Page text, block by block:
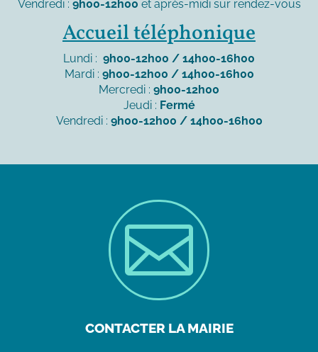
Vendredi : 9h00-12h00 et après-midi sur rendez-vous
Accueil téléphonique
Lundi : 9h00-12h00 / 14h00-16h00
Mardi : 9h00-12h00 / 14h00-16h00
Mercredi : 9h00-12h00
Jeudi : Fermé
Vendredi : 9h00-12h00 / 14h00-16h00

CONTACTER LA MAIRIE